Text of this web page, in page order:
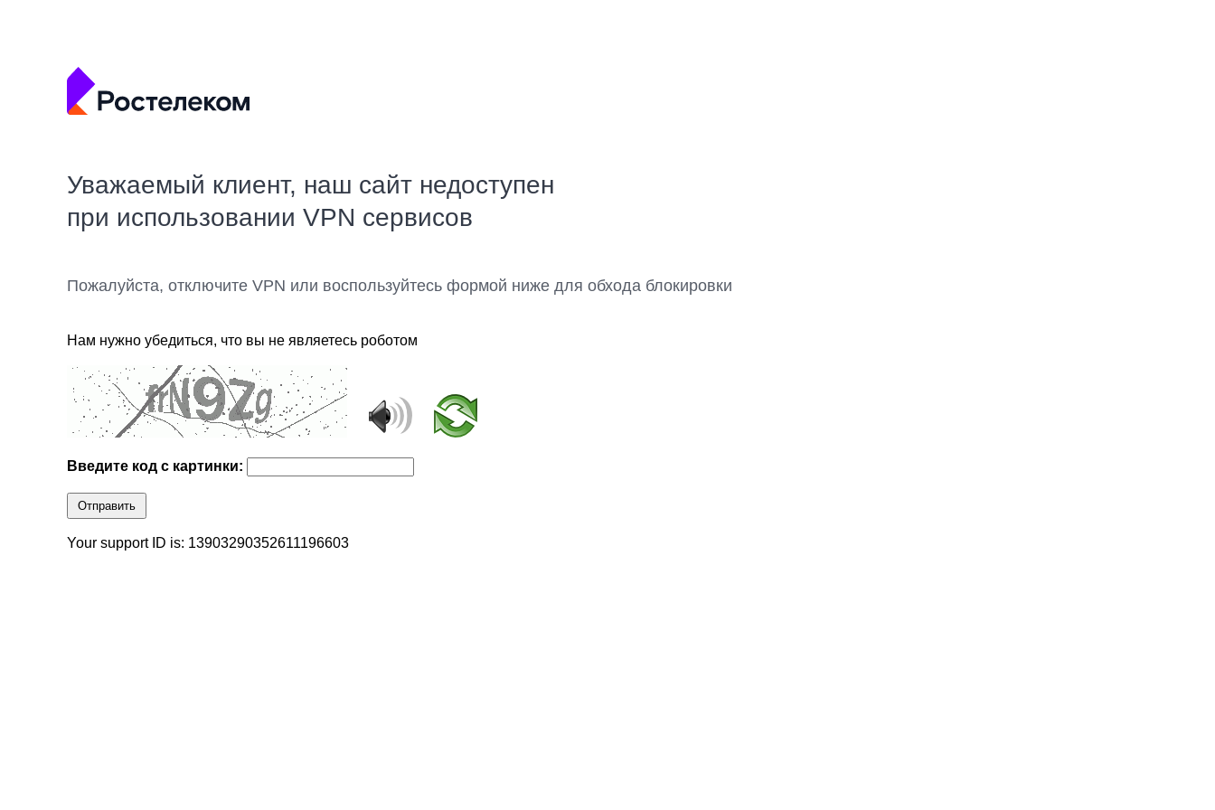
Уважаемый клиент, наш сайт недоступен
при использовании VPN сервисов
Пожалуйста, отключите VPN или воспользуйтесь формой ниже для обхода блокировки
Нам нужно убедиться, что вы не являетесь роботом
Введите код с картинки:
Отправить
Your support ID is: 13903290352611196603